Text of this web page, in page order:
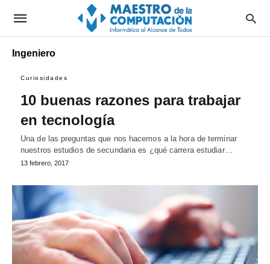
Ingeniero
Curiosidades
10 buenas razones para trabajar
en tecnología
Una de las preguntas que nos hacemos a la hora de terminar
nuestros estudios de secundaria es ¿qué carrera estudiar…
13 febrero, 2017